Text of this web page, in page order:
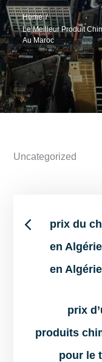
Home
Le Meilleur Produit
Au Maroc
Uncategorized
Post
prix du
en
en Algérie
prix
produits
pour le